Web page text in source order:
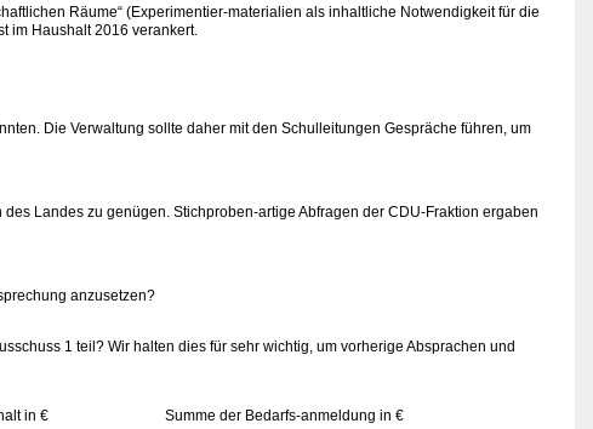
Räume“ (Experimentier-materialien als inhaltliche Notwendigkeit für die
im Haushalt 2016 verankert.
Die Verwaltung sollte daher mit den Schulleitungen Gespräche führen, um
Landes zu genügen. Stichproben-artige Abfragen der CDU-Fraktion ergaben
anzusetzen?
1 teil? Wir halten dies für sehr wichtig, um vorherige Absprachen und
in €
Summe der Bedarfs-anmeldung in €